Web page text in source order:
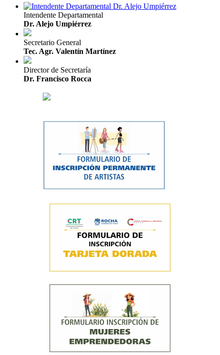
Intendente Departamental
Dr. Alejo Umpiérrez
Secretario General
Tec. Agr. Valentín Martínez
Director de Secretaría
Dr. Francisco Rocca